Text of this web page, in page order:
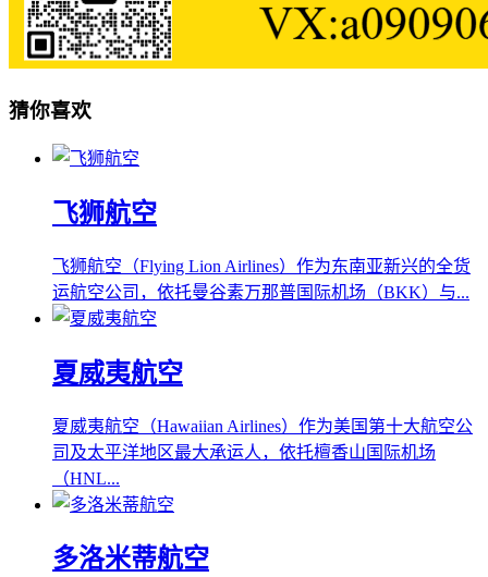
猜你喜欢
飞狮航空
飞狮航空（Flying Lion Airlines）作为东南亚新兴的全货
运航空公司，依托曼谷素万那普国际机场（BKK）与...
夏威夷航空
夏威夷航空（Hawaiian Airlines）作为美国第十大航空公
司及太平洋地区最大承运人，依托檀香山国际机场
（HNL...
多洛米蒂航空